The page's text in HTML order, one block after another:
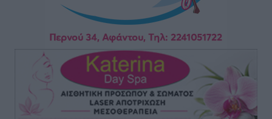
Έκτακτη συνεδρίαση της Δημοτικής Επιτροπής Ρόδου
αύριο Παρασκευή 7 Αυγούστου
πριν 5 ώρες
ΑΕΡΑ: Δεν σταματάει να ενισχύεται, νέο απόκτημα ο
Μητρόπουλος
Αθλητικά πριν 5 ώρες